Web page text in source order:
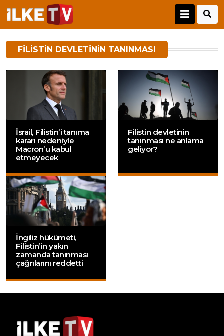
FILISTIN DEVLETININ TANINMASI
İsrail, Filistin’i tanıma
kararı nedeniyle
Macron’u kabul
etmeyecek
Filistin devletinin
tanınması ne anlama
geliyor?
İngiliz hükümeti,
Filistin’in yakın
zamanda tanınması
çağrılarını reddetti